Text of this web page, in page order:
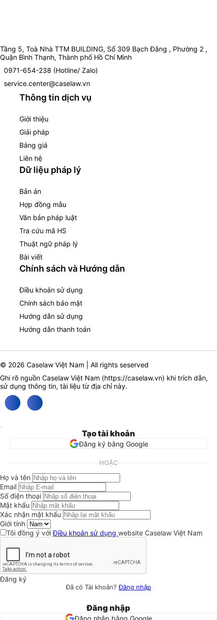
Tầng 5, Toà Nhà TTM BUILDING, Số 309 Bạch Đằng , Phường 2 ,
Quận Bình Thạnh, Thành phố Hồ Chí Minh
0971-654-238 (Hotline/ Zalo)
service.center@caselaw.vn
Thông tin dịch vụ
Giới thiệu
Giải pháp
Bảng giá
Liên hệ
Dữ liệu pháp lý
Bản án
Hợp đồng mẫu
Văn bản pháp luật
Tra cứu mã HS
Thuật ngữ pháp lý
Bài viết
Chính sách và Hướng dẫn
Điều khoản sử dụng
Chính sách bảo mật
Hướng dẫn sử dụng
Hướng dẫn thanh toán
© 2026 Caselaw Việt Nam | All rights seserved
Ghi rõ nguồn Caselaw Việt Nam (https://caselaw.vn) khi trích dẫn,
sử dụng thông tin, tài liệu từ địa chỉ này.
Tạo tài khoản
Đăng ký bằng Google
HOẶC
Họ và tên
Email
Số điện thoại
Mật khẩu
Xác nhận mật khẩu
Giới tính
Tôi đồng ý vớiĐiều khoản sử dụng website Caselaw Việt Nam
Đăng ký
Đã có Tài khoản?Đăng nhập
Đăng nhập
Đăng nhập bằng Google